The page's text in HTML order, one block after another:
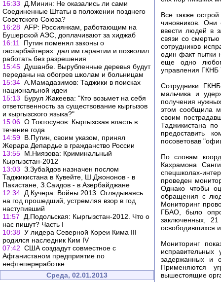
16:33
Д.Минин: Не оказались ли сами
Соединенные Штаты в положении позднего
Советского Союза?
16:28 AFP: Россиянкам, работающим на
Бушерской АЭС, доплачивают за хиджаб
16:11
Путин поменял законы о
гастарбайтерах: дал им гарантии и позволил
работать без разрешения
15:45 Душанбе. Вырубленные деревья будут
переданы на обогрев школам и больницам
15:34 А.Мамадазимов: Таджики в поисках
национальной идеи
15:13
Бурул Жакеева: "Кто возьмет на себя
ответственность за существование кыргызов
и кыргызского языка?"
15:06 О.Токтосунов: Кыргызская власть в
течение года
14:59 В.Путин, своим указом, принял
Жерара Депардье в гражданство России
13:55 М.Ниязова: Криминальный
Кыргызстан-2012
13:03 З.Зубайдов назначен послом
Таджикистана в Кувейте, Ш.Джононов - в
Пакистане, З.Саидов - в Азербайджане
12:34 Д.Кучера: Войны 2013. Оглядываясь
на год прошедший, устремляя взор в год
наступивший
11:57
Д.Подольская: Кыргызстан-2012. Что о
нас пишут? Часть I
10:38 У лидера Северной Кореи Кима III
родился наследник Ким IV
07:42 США создадут совместное с
Афганистаном предприятие по
нефтепереработке
Среда, 02.01.2013
Все также
чиновников. Они
ввести людей в
связи со
сотрудников
один факт пытки
еще одно
управления ГКНБ
Сотрудники
мальчика и
получения
этом сообщила
своим
Таджикистана
предоставить
посоветовав
По словам
Кахрамона
спецшколах-
проведен
Однако чтобы
обращения с
Мониторинг
ГБАО, было
заключенных,
освободившихся
Мониторинг
задержанных и
Применяются
вышестоящие